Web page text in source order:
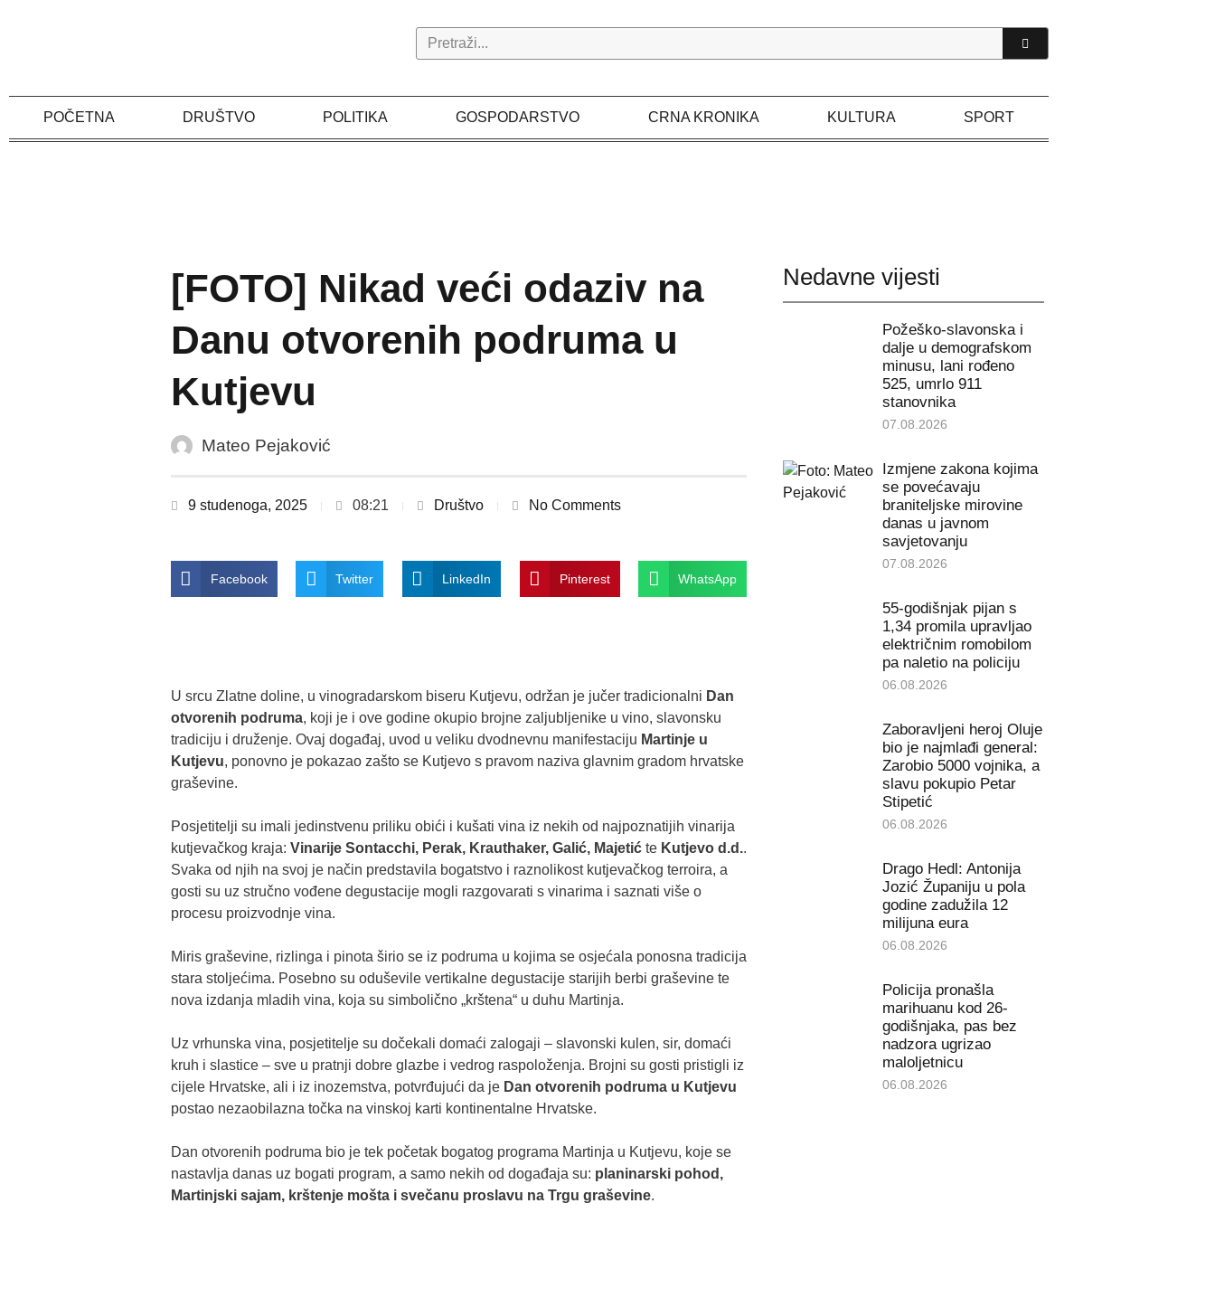
Search
POČETNA DRUŠTVO POLITIKA GOSPODARSTVO CRNA KRONIKA KULTURA SPORT
[FOTO] Nikad veći odaziv na
Danu otvorenih podruma u
Kutjevu
Mateo Pejaković
9 studenoga, 2025 08:21 Društvo No Comments
Facebook Twitter LinkedIn Pinterest WhatsApp
U srcu Zlatne doline, u vinogradarskom biseru Kutjevu, održan je jučer tradicionalni Dan
otvorenih podruma, koji je i ove godine okupio brojne zaljubljenike u vino, slavonsku
tradiciju i druženje. Ovaj događaj, uvod u veliku dvodnevnu manifestaciju Martinje u
Kutjevu, ponovno je pokazao zašto se Kutjevo s pravom naziva glavnim gradom hrvatske
graševine.
Posjetitelji su imali jedinstvenu priliku obići i kušati vina iz nekih od najpoznatijih vinarija
kutjevačkog kraja: Vinarije Sontacchi, Perak, Krauthaker, Galić, Majetićte Kutjevo d.d..
Svaka od njih na svoj je način predstavila bogatstvo i raznolikost kutjevačkog terroira, a
gosti su uz stručno vođene degustacije mogli razgovarati s vinarima i saznati više o
procesu proizvodnje vina.
Miris graševine, rizlinga i pinota širio se iz podruma u kojima se osjećala ponosna tradicija
stara stoljećima. Posebno su oduševile vertikalne degustacije starijih berbi graševine te
nova izdanja mladih vina, koja su simbolično „krštena“ u duhu Martinja.
Uz vrhunska vina, posjetitelje su dočekali domaći zalogaji – slavonski kulen, sir, domaći
kruh i slastice – sve u pratnji dobre glazbe i vedrog raspoloženja. Brojni su gosti pristigli iz
cijele Hrvatske, ali i iz inozemstva, potvrđujući da je Dan otvorenih podruma u Kutjevu
postao nezaobilazna točka na vinskoj karti kontinentalne Hrvatske.
Dan otvorenih podruma bio je tek početak bogatog programa Martinja u Kutjevu, koje se
nastavlja danas uz bogati program, a samo nekih od događaja su: planinarski pohod,
Martinjski sajam, krštenje mošta i svečanu proslavu na Trgu graševine.
Nedavne vijesti
Požeško-slavonska i
dalje u demografskom
minusu, lani rođeno
525, umrlo 911
stanovnika
07.08.2026
Izmjene zakona kojima
se povećavaju
braniteljske mirovine
danas u javnom
savjetovanju
07.08.2026
55-godišnjak pijan s
1,34 promila upravljao
električnim romobilom
pa naletio na policiju
06.08.2026
Zaboravljeni heroj Oluje
bio je najmlađi general:
Zarobio 5000 vojnika, a
slavu pokupio Petar
Stipetić
06.08.2026
Drago Hedl: Antonija
Jozić Županiju u pola
godine zadužila 12
milijuna eura
06.08.2026
Policija pronašla
marihuanu kod 26-
godišnjaka, pas bez
nadzora ugrizao
maloljetnicu
06.08.2026